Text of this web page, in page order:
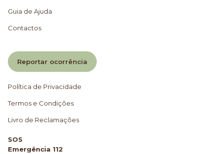
Guia de Ajuda
Contactos
Reportar ocorrência
Política de Privacidade
Termos e Condições
Livro de Reclamações
SOS
Emergência 112